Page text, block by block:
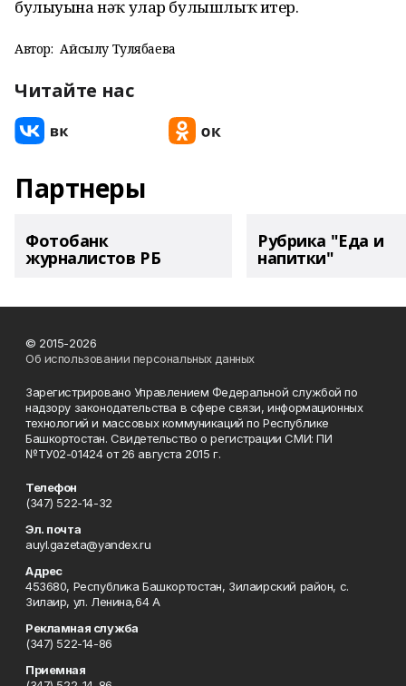
булыуына нәҡ улар булышлыҡ итер.
Автор: Айсылу Тулябаева
Читайте нас
Партнеры
Фотобанк
журналистов РБ
Рубрика "Еда и
напитки"
© 2015-2026
Об использовании персональных данных
Зарегистрировано Управлением Федеральной службой по
надзору законодательства в сфере связи, информационных
технологий и массовых коммуникаций по Республике
Башкортостан. Свидетельство о регистрации СМИ: ПИ
№ТУ02-01424 от 26 августа 2015 г.
Телефон
(347) 522-14-32
Эл. почта
auyl.gazeta@yandex.ru
Адрес
453680, Республика Башкортостан, Зилаирский район, с.
Зилаир, ул. Ленина,64 А
Рекламная служба
(347) 522-14-86
Приемная